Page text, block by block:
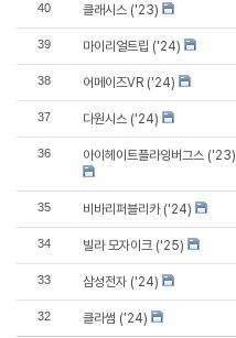
40 클래시스 ('23)
39 마이리얼트립 ('24)
38 어메이즈VR ('24)
37 다원시스 ('24)
36 아이헤이트플라잉버그스 ('23)
35 비바리퍼블리카 ('24)
34 빌라 모자이크 ('25)
33 삼성전자 ('24)
32 클라썸 ('24)